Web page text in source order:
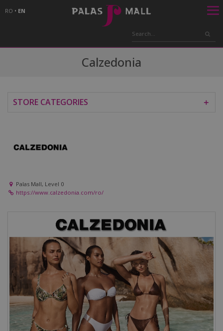
RO • EN
Calzedonia
STORE CATEGORIES ＋
Palas Mall, Level 0
https://www.calzedonia.com/ro/